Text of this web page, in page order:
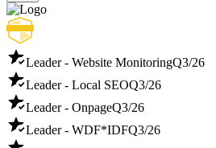
Leader - Website MonitoringQ3/26
Leader - Local SEOQ3/26
Leader - OnpageQ3/26
Leader - WDF*IDFQ3/26